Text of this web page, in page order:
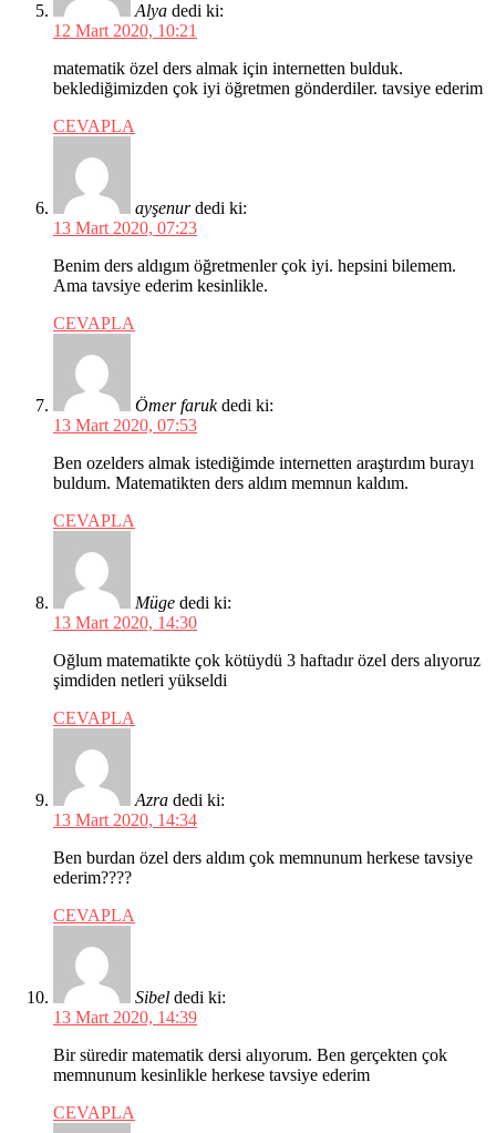
Alya dedi ki:
12 Mart 2020, 10:21
matematik özel ders almak için internetten bulduk.
beklediğimizden çok iyi öğretmen gönderdiler. tavsiye ederim
CEVAPLA
ayşenur dedi ki:
13 Mart 2020, 07:23
Benim ders aldıgım öğretmenler çok iyi. hepsini bilemem.
Ama tavsiye ederim kesinlikle.
CEVAPLA
Ömer faruk dedi ki:
13 Mart 2020, 07:53
Ben ozelders almak istediğimde internetten araştırdım burayı
buldum. Matematikten ders aldım memnun kaldım.
CEVAPLA
Müge dedi ki:
13 Mart 2020, 14:30
Oğlum matematikte çok kötüydü 3 haftadır özel ders alıyoruz
şimdiden netleri yükseldi
CEVAPLA
Azra dedi ki:
13 Mart 2020, 14:34
Ben burdan özel ders aldım çok memnunum herkese tavsiye
ederim????
CEVAPLA
Sibel dedi ki:
13 Mart 2020, 14:39
Bir süredir matematik dersi alıyorum. Ben gerçekten çok
memnunum kesinlikle herkese tavsiye ederim
CEVAPLA